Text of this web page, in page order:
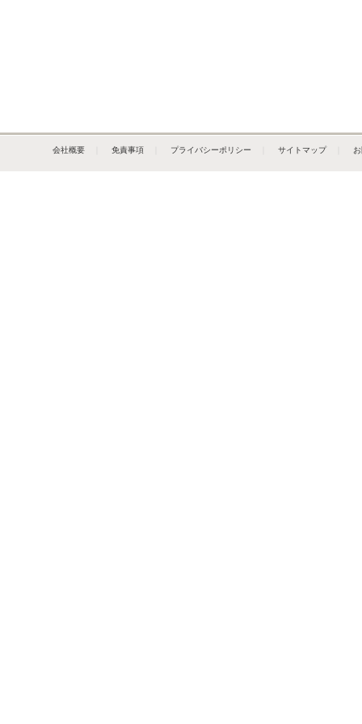
会社概要 免責事項 プライバシーポリシー サイトマップ｜